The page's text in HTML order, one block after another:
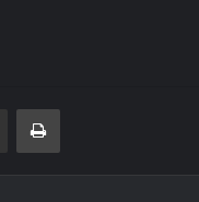
E-Posta ile paylaş Yazdır